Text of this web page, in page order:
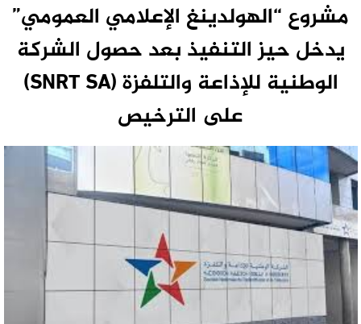
مشروع “الهولدينغ الإعلامي العمومي”
يدخل حيز التنفيذ بعد حصول الشركة
الوطنية للإذاعة والتلفزة (SNRT SA)
على الترخيص